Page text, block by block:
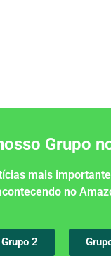
Grupo
mais
no
Grupo 2